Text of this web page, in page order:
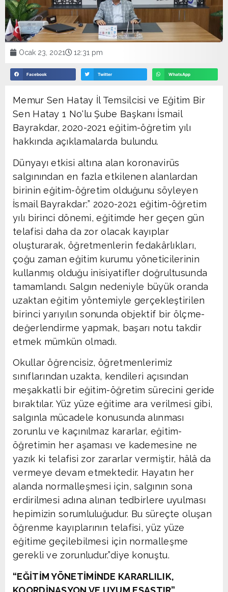
Ocak 23, 2021 12:31 pm
Facebook Twitter WhatsApp
Memur Sen Hatay İl Temsilcisi ve Eğitim Bir
Sen Hatay 1 No‘lu Şube Başkanı İsmail
Bayrakdar, 2020-2021 eğitim-öğretim yılı
hakkında açıklamalarda bulundu.
Dünyayı etkisi altına alan koronavirüs
salgınından en fazla etkilenen alanlardan
birinin eğitim-öğretim olduğunu söyleyen
İsmail Bayrakdar:” 2020-2021 eğitim-öğretim
yılı birinci dönemi, eğitimde her geçen gün
telafisi daha da zor olacak kayıplar
oluşturarak, öğretmenlerin fedakârlıkları,
çoğu zaman eğitim kurumu yöneticilerinin
kullanmış olduğu inisiyatifler doğrultusunda
tamamlandı. Salgın nedeniyle büyük oranda
uzaktan eğitim yöntemiyle gerçekleştirilen
birinci yarıyılın sonunda objektif bir ölçme-
değerlendirme yapmak, başarı notu takdir
etmek mümkün olmadı.
Okullar öğrencisiz, öğretmenlerimiz
sınıflarından uzakta, kendileri açısından
meşakkatli bir eğitim-öğretim sürecini geride
bıraktılar. Yüz yüze eğitime ara verilmesi gibi,
salgınla mücadele konusunda alınması
zorunlu ve kaçınılmaz kararlar, eğitim-
öğretimin her aşaması ve kademesine ne
yazık ki telafisi zor zararlar vermiştir, hâlâ da
vermeye devam etmektedir. Hayatın her
alanda normalleşmesi için, salgının sona
erdirilmesi adına alınan tedbirlere uyulması
hepimizin sorumluluğudur. Bu süreçte oluşan
öğrenme kayıplarının telafisi, yüz yüze
eğitime geçilebilmesi için normalleşme
gerekli ve zorunludur.”diye konuştu.
“EĞİTİM YÖNETİMİNDE KARARLILIK,